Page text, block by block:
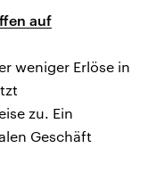
auf
weniger Erlöse in
zu. Ein
Geschäft